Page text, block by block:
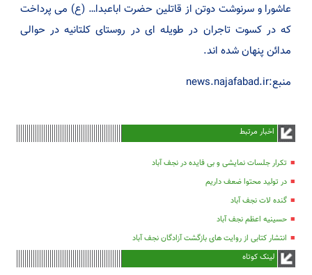
عاشورا و سرنوشت دوتن از قاتلین حضرت اباعبدا… (ع) می پرداخت
که در کسوت تاجران در طویله ای در روستای کلتانیه در حوالی
مدائن پنهان شده اند.
منبع:news.najafabad.ir
اخبار مرتبط
تکرار جلسات نمایشی و بی فایده در نجف آباد
در تولید محتوا ضعف داریم
گنده لات نجف آباد
حسینیه اعظم نجف آباد
انتشار کتابی از روایت های بازگشت آزادگان نجف آباد
لینک کوتاه